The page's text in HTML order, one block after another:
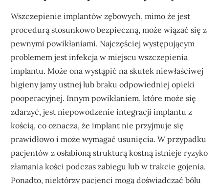
Wszczepienie implantów zębowych, mimo że jest
procedurą stosunkowo bezpieczną, może wiązać się z
pewnymi powikłaniami. Najczęściej występującym
problemem jest infekcja w miejscu wszczepienia
implantu. Może ona wystąpić na skutek niewłaściwej
higieny jamy ustnej lub braku odpowiedniej opieki
pooperacyjnej. Innym powikłaniem, które może się
zdarzyć, jest niepowodzenie integracji implantu z
kością, co oznacza, że implant nie przyjmuje się
prawidłowo i może wymagać usunięcia. W przypadku
pacjentów z osłabioną strukturą kostną istnieje ryzyko
złamania kości podczas zabiegu lub w trakcie gojenia.
Ponadto, niektórzy pacjenci mogą doświadczać bólu